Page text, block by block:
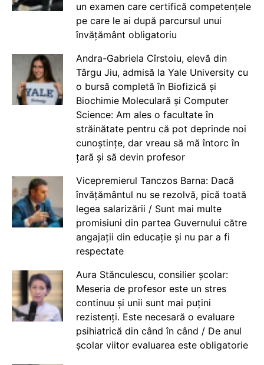
un examen care certifică competențele
pe care le ai după parcursul unui
învățământ obligatoriu
Andra-Gabriela Cîrstoiu, elevă din
Târgu Jiu, admisă la Yale University cu
o bursă completă în Biofizică și
Biochimie Moleculară și Computer
Science: Am ales o facultate în
străinătate pentru că pot deprinde noi
cunoștințe, dar vreau să mă întorc în
țară și să devin profesor
Vicepremierul Tanczos Barna: Dacă
învățământul nu se rezolvă, pică toată
legea salarizării / Sunt mai multe
promisiuni din partea Guvernului către
angajații din educație și nu par a fi
respectate
Aura Stănculescu, consilier școlar:
Meseria de profesor este un stres
continuu și unii sunt mai puțini
rezistenți. Este necesară o evaluare
psihiatrică din când în când / De anul
școlar viitor evaluarea este obligatorie